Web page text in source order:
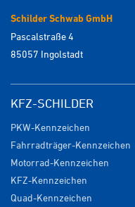
Schilder Schwab GmbH
Pascalstraße 4
85057 Ingolstadt
KFZ-SCHILDER
PKW-Kennzeichen
Fahrradträger-Kennzeichen
Motorrad-Kennzeichen
KFZ-Kennzeichen
Quad-Kennzeichen